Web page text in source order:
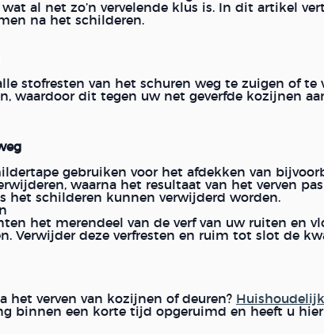
al net zo’n vervelende klus is. In dit artikel
na het schilderen.
stofresten van het schuren weg te zuigen of te
waardoor dit tegen uw net geverfde kozijnen
gebruiken voor het afdekken van
waarna het resultaat van het verven
het schilderen kunnen verwijderd worden.
het merendeel van de verf van uw ruiten en
Verwijder deze verfresten en ruim tot slot de
verven van kozijnen of deuren?
binnen een korte tijd opgeruimd en heeft u